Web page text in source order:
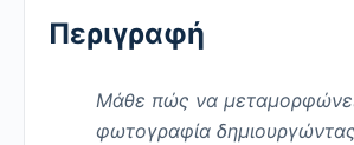
Περιγραφή
Μάθε πώς να
φωτογραφία